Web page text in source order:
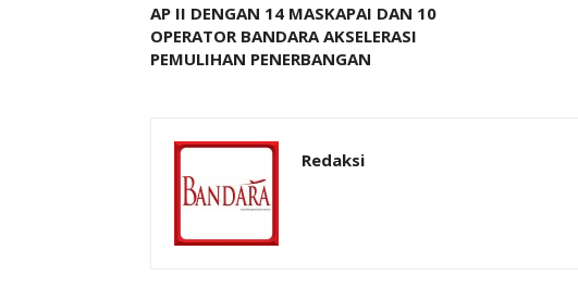
AP II DENGAN 14 MASKAPAI DAN 10
OPERATOR BANDARA AKSELERASI
PEMULIHAN PENERBANGAN
Redaksi